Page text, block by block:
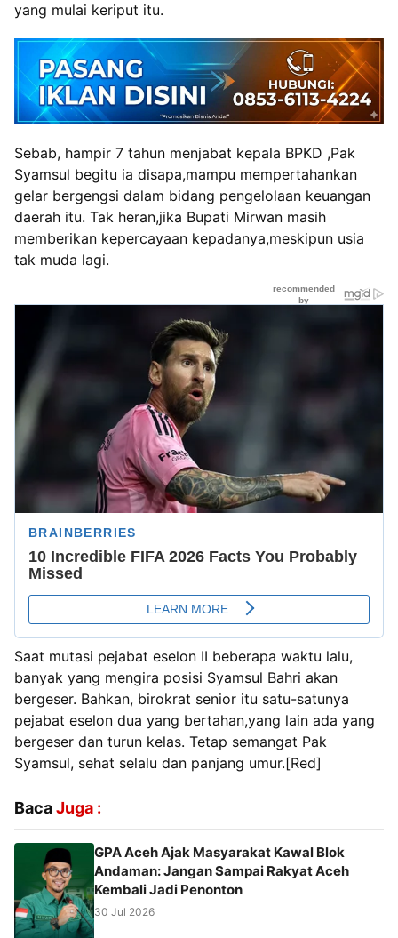
yang mulai keriput itu.
Sebab, hampir 7 tahun menjabat kepala BPKD ,Pak
Syamsul begitu ia disapa,mampu mempertahankan
gelar bergengsi dalam bidang pengelolaan keuangan
daerah itu. Tak heran,jika Bupati Mirwan masih
memberikan kepercayaan kepadanya,meskipun usia
tak muda lagi.
Saat mutasi pejabat eselon II beberapa waktu lalu,
banyak yang mengira posisi Syamsul Bahri akan
bergeser. Bahkan, birokrat senior itu satu-satunya
pejabat eselon dua yang bertahan,yang lain ada yang
bergeser dan turun kelas. Tetap semangat Pak
Syamsul, sehat selalu dan panjang umur.[Red]
BacaJuga :
GPA Aceh Ajak Masyarakat Kawal Blok
Andaman: Jangan Sampai Rakyat Aceh
Kembali Jadi Penonton
30 Jul 2026